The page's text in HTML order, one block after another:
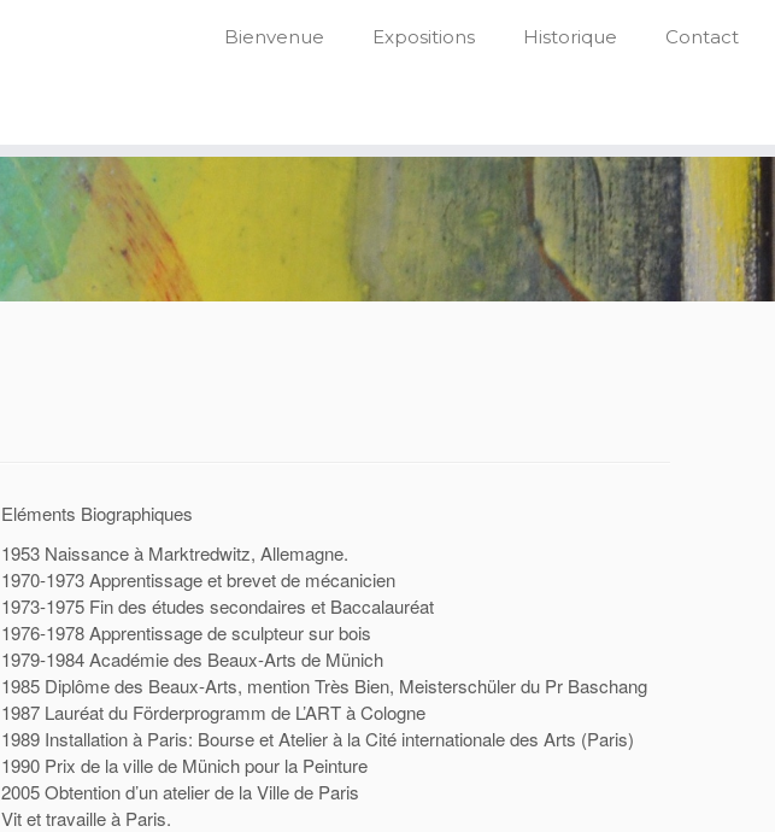
Bienvenue Expositions Historique Contact
Eléments Biographiques
1953 Naissance à Marktredwitz, Allemagne.
1970-1973 Apprentissage et brevet de mécanicien
1973-1975 Fin des études secondaires et Baccalauréat
1976-1978 Apprentissage de sculpteur sur bois
1979-1984 Académie des Beaux-Arts de Münich
1985 Diplôme des Beaux-Arts, mention Très Bien, Meisterschüler du Pr Baschang
1987 Lauréat du Förderprogramm de L’ART à Cologne
1989 Installation à Paris: Bourse et Atelier à la Cité internationale des Arts (Paris)
1990 Prix de la ville de Münich pour la Peinture
2005 Obtention d’un atelier de la Ville de Paris
Vit et travaille à Paris.